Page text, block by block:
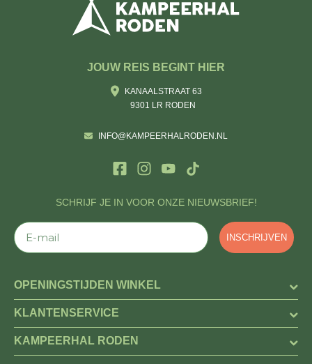
SCHRIJF JE IN VOOR ONZE NIEUWSBRIEF!
E-mail
INSCHRIJVEN
JOUW REIS BEGINT HIER
KANAALSTRAAT 63
9301 LR RODEN
INFO@KAMPEERHALRODEN.NL
OPENINGSTIJDEN WINKEL
KLANTENSERVICE
KAMPEERHAL RODEN